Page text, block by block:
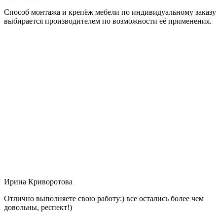
Способ монтажа и крепёж мебели по индивидуальному заказу
выбирается производителем по возможности её применения.
Ирина Криворотова
Отлично выполняете свою работу:) все остались более чем
довольны, респект!)